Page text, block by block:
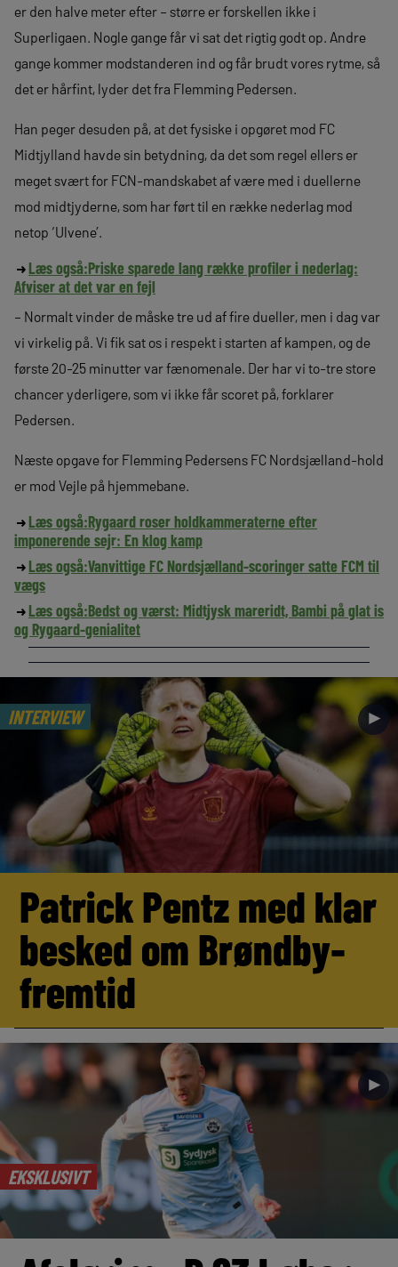
er den halve meter efter – større er forskellen ikke i
Superligaen. Nogle gange får vi sat det rigtig godt op. Andre
gange kommer modstanderen ind og får brudt vores rytme, så
det er hårfint, lyder det fra Flemming Pedersen.
Han peger desuden på, at det fysiske i opgøret mod FC
Midtjylland havde sin betydning, da det som regel ellers er
meget svært for FCN-mandskabet af være med i duellerne
mod midtjyderne, som har ført til en række nederlag mod
netop ‘Ulvene’.
Læs også:Priske sparede lang række profiler i nederlag:
Afviser at det var en fejl
– Normalt vinder de måske tre ud af fire dueller, men i dag var
vi virkelig på. Vi fik sat os i respekt i starten af kampen, og de
første 20-25 minutter var fænomenale. Der har vi to-tre store
chancer yderligere, som vi ikke får scoret på, forklarer
Pedersen.
Næste opgave for Flemming Pedersens FC Nordsjælland-hold
er mod Vejle på hjemmebane.
Læs også:Rygaard roser holdkammeraterne efter
imponerende sejr: En klog kamp
Læs også:Vanvittige FC Nordsjælland-scoringer satte FCM til
vægs
Læs også:Bedst og værst: Midtjysk mareridt, Bambi på glat is
og Rygaard-genialitet
INTERVIEW ►
Patrick Pentz med klar
besked om Brøndby-
fremtid
EKSKLUSIVT
►